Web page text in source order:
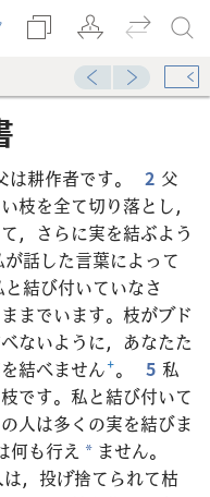
は耕作者です。 2 父
枝を全て切り落とし，
，さらに実を結ぶよう
話した言葉によって
と結び付いていなさ
までいます。枝がブド
ないように，あなたた
結べません+。 5 私
です。私と結び付いて
人は多くの実を結びま
何も行え * ません。
，投げ捨てられて枯